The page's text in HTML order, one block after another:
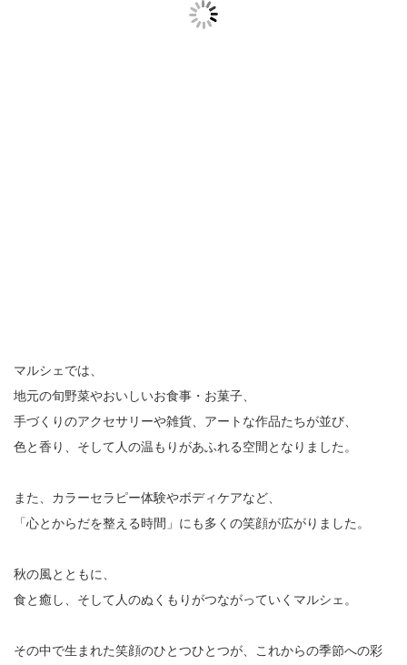
マルシェでは、
地元の旬野菜やおいしいお食事・お菓子、
手づくりのアクセサリーや雑貨、アートな作品たちが並び、
色と香り、そして人の温もりがあふれる空間となりました。
また、カラーセラピー体験やボディケアなど、
「心とからだを整える時間」にも多くの笑顔が広がりました。
秋の風とともに、
食と癒し、そして人のぬくもりがつながっていくマルシェ。
その中で生まれた笑顔のひとつひとつが、これからの季節への彩